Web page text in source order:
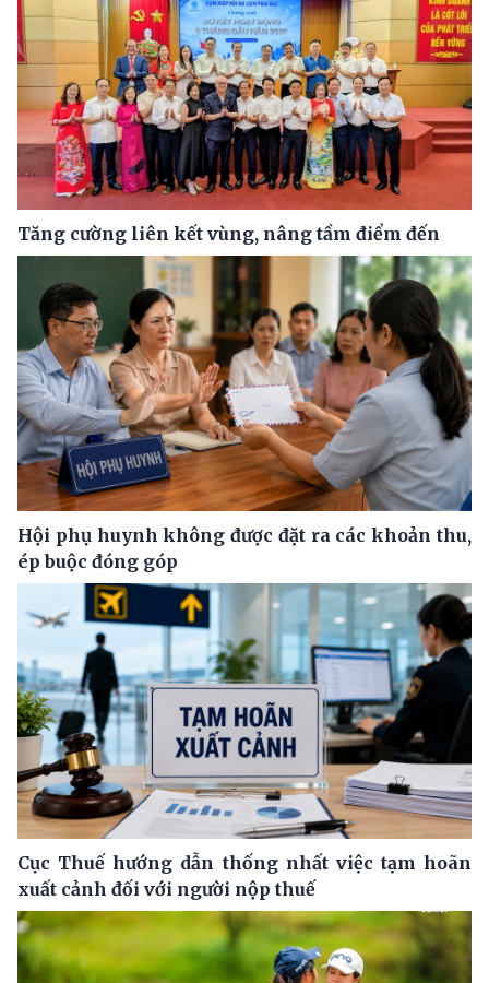
Tăng cường liên kết vùng, nâng tầm điểm đến
Hội phụ huynh không được đặt ra các khoản thu,
ép buộc đóng góp
Cục Thuế hướng dẫn thống nhất việc tạm hoãn
xuất cảnh đối với người nộp thuế